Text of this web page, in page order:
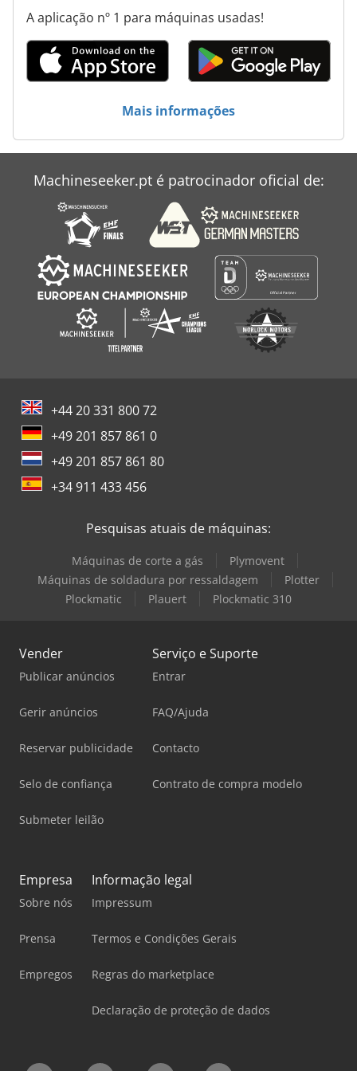
Máquinas De Forjamento
A aplicação nº 1 para máquinas usadas!
Mais informações
Machineseeker.pt é patrocinador oficial de:
+44 20 331 800 72
+49 201 857 861 0
+49 201 857 861 80
+34 911 433 456
Pesquisas atuais de máquinas:
Máquinas de corte a gás
Plymovent
Máquinas de soldadura por ressaldagem
Plotter
Plockmatic
Plauert Plockmatic 310
Vender
Publicar anúncios
Gerir anúncios
Reservar publicidade
Selo de confiança
Submeter leilão
Serviço e Suporte
Entrar
FAQ/Ajuda
Contacto
Contrato de compra modelo
Empresa
Sobre nós
Prensa
Empregos
Informação legal
Impressum
Termos e Condições Gerais
Regras do marketplace
Declaração de proteção de dados